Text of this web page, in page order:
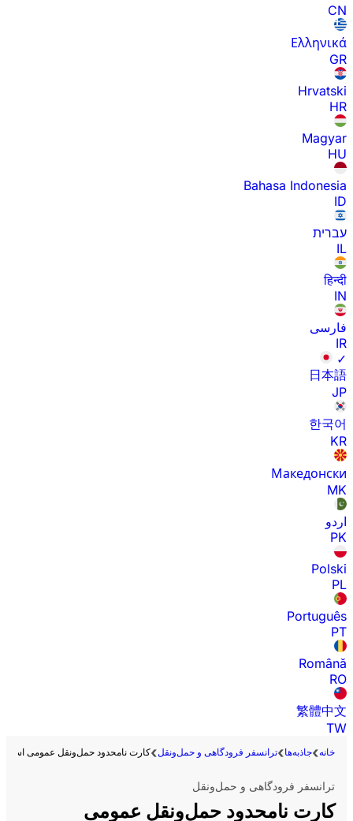
CN
Ελληνικά
GR
Hrvatski
HR
Magyar
HU
Bahasa Indonesia
ID
עברית
IL
हिन्दी
IN
فارسی
IR
✓
日本語
JP
한국어
KR
Македонски
MK
اردو
PK
Polski
PL
Português
PT
Română
RO
繁體中文
TW
خانه جاذبه‌ها ترانسفر فرودگاهی و حمل‌ونقل کارت نامحدود حمل‌ونقل عمومی
ترانسفر فرودگاهی و حمل‌ونقل
کارت نامحدود حمل‌ونقل عمومی